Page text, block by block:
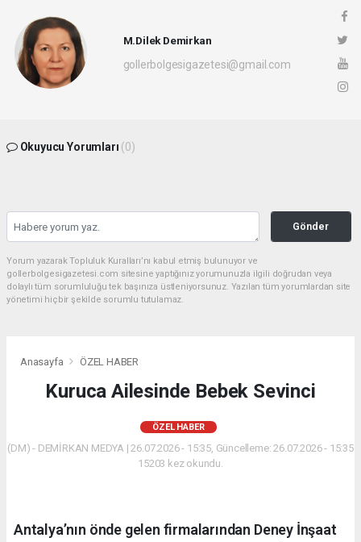
M.Dilek Demirkan
gollerbolgesigazetesi@gmail.com
Okuyucu Yorumları (0)
Gönder
Yorum yazarak Topluluk Kuralları’nı kabul etmiş bulunuyor ve
gollerbolgesigazetesi.com sitesine yaptığınız yorumunuzla ilgili doğrudan veya
dolaylı tüm sorumluluğu tek başınıza üstleniyorsunuz. Yazılan tüm yorumlardan site
yönetimi hiçbir şekilde sorumlu tutulamaz.
Anasayfa ÖZEL HABER
Kuruca Ailesinde Bebek Sevinci
ÖZEL HABER
(DM) - DEMİRKAN MEDYA | 26.07.2026 - 15:35, Güncelleme: 26.07.2026 - 15:35
15203 kez okundu.
Antalya’nın önde gelen firmalarından Deney İnşaat